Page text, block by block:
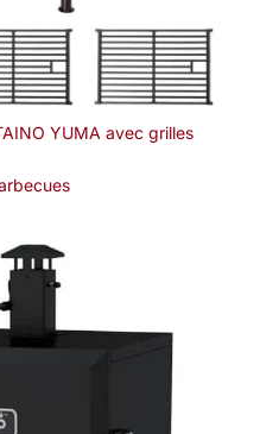
YUMA avec grilles